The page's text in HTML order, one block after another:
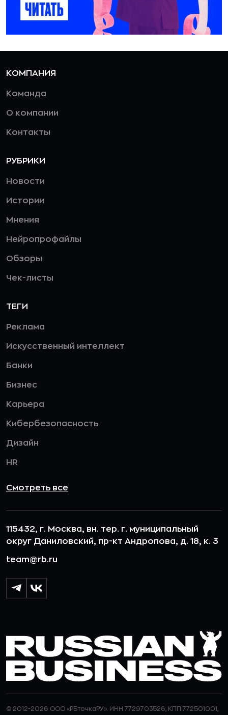
КОМПАНИЯ
Команда
О компании
Контакты
РУБРИКИ
Новости
Истории
Мнения
Нейропрофайлы
Обзоры
Чек-листы
ТЕГИ
Реклама
Искусственный интеллект
Банки
Бизнес
Карьера
Кибербезопасность
Дизайн
HR
Смотреть все
115432, г. Москва, вн. тер. г. муниципальный
округ Даниловский, пр-кт Андропова, д. 18, к. 3
team@rb.ru
© 2012-2026 ООО «РБточкаРУ». ИНН 7729703526, КПП 772501001,